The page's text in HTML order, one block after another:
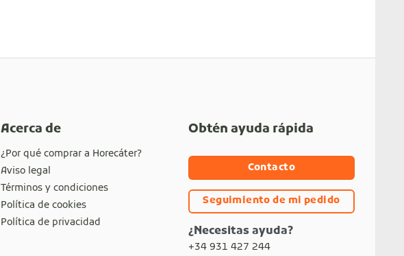
Acerca de
¿Por qué comprar a Horecáter?
Aviso legal
Términos y condiciones
Política de cookies
Política de privacidad
Obtén ayuda rápida
Contacto
Seguimiento de mi pedido
¿Necesitas ayuda?
+34 931 427 244